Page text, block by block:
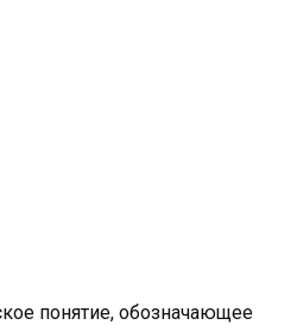
понятие, обозначающее